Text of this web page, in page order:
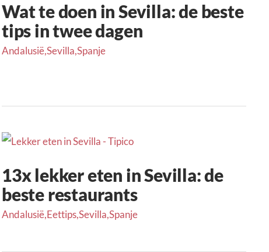
Wat te doen in Sevilla: de beste
tips in twee dagen
Andalusië,Sevilla,Spanje
13x lekker eten in Sevilla: de
beste restaurants
Andalusië,Eettips,Sevilla,Spanje